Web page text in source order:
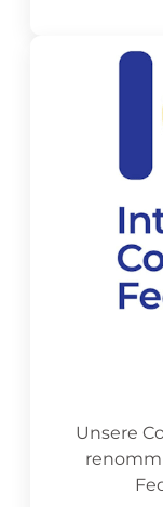
Unsere